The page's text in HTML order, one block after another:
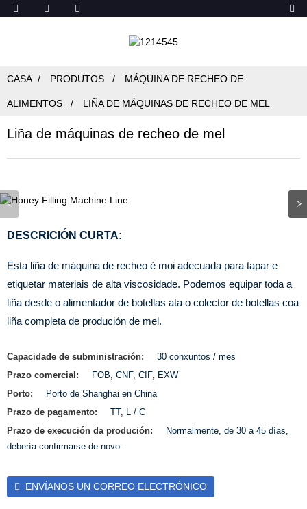
CASA PRODUTOS MÁQUINA DE RECHEO DE
ALIMENTOS LIÑA DE MÁQUINAS DE RECHEO DE MEL
Liña de máquinas de recheo de mel
DESCRICIÓN CURTA:
Esta liña de máquina de recheo é moi adecuada para tapar e
etiquetar materiais de alta viscosidade. Podemos equipar toda a
liña desde o alimentador de botellas ata o colector de botellas coa
liña completa de produción de mel.
Capacidade de subministración:
30 conxuntos / mes
Prazo comercial:
FOB, CNF, CIF, EXW
Porto:
Porto de Shanghai en China
Prazo de pagamento:
TT, L / C
Prazo de execución da produción:
Normalmente, de 30 a 45 días,
debería confirmarse de novo.
ENVÍANOS UN CORREO ELECTRÓNICO